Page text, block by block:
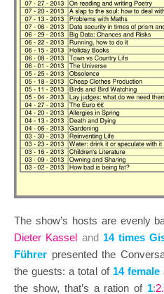
The show’s hosts are evenly
Dieter Kassel and 14 times
Führer presented the
the guests: a total of 14 female
the show, that’s a ration of 1: